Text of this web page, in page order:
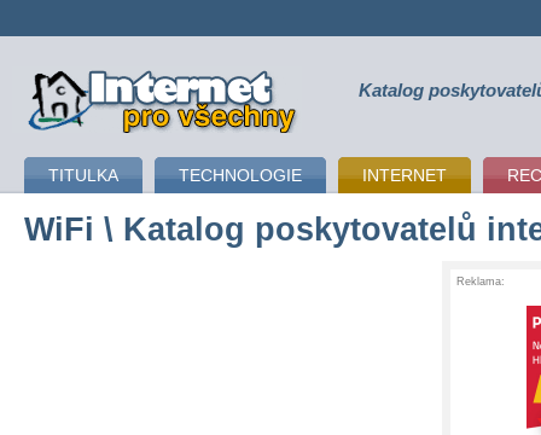
připojení k internetu Katalog
TITULKA TECHNOLOGIE INTERNET
WiFi \ Katalog poskytovatelů
Reklama: